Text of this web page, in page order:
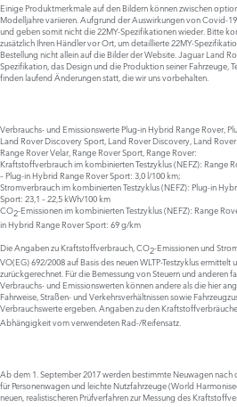
Einige Produktmerkmale auf den Bildern können zwischen
Modelljahre variieren. Aufgrund der Auswirkungen von Covid-
und geben somit nicht die 22MY-Spezifikationen wieder. Bitte
zusätzlich Ihren Händler vor Ort, um detaillierte 22MY-
Bestellung nicht allein auf die Bilder der Website. Jaguar Land
Spezifikation, das Design und die Produktion seiner Fahrzeuge,
finden laufend Änderungen statt, die wir uns vorbehalten.
Verbrauchs- und Emissionswerte Plug‑in Hybrid Range Rover,
Land Rover Discovery Sport, Land Rover Discovery, Land
Range Rover Velar, Range Rover Sport, Range Rover:
Kraftstoffverbrauch im kombinierten Testzyklus (NEFZ): Range
– Plug-in Hybrid Range Rover Sport: 3,0 l/100 km;
Stromverbrauch im kombinierten Testzyklus (NEFZ): Plug-in
Sport: 23,1 – 22,5 kWh/100 km
CO2-Emissionen im kombinierten Testzyklus (NEFZ): Range
in Hybrid Range Rover Sport: 69 g/km
Die Angaben zu Kraftstoffverbrauch, CO2-Emissionen und
VO(EG) 692/2008 auf Basis des neuen WLTP-Testzyklus
zurückgerechnet. Für die Bemessung von Steuern und anderen
Verbrauchs- und Emissionswerten können andere als die hier
Fahrweise, Straßen- und Verkehrsverhältnissen sowie
Verbrauchswerte ergeben. Angaben zu den
Abhängigkeit vom verwendeten Rad-/Reifensatz.
Ab dem 1. September 2017 werden bestimmte Neuwagen
für Personenwagen und leichte Nutzfahrzeuge (World
neuen, realistischeren Prüfverfahren zur Messung des